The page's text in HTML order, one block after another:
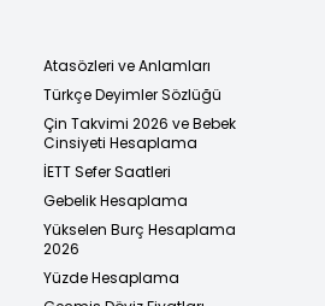
Atasözleri ve Anlamları
Türkçe Deyimler Sözlüğü
Çin Takvimi 2026 ve Bebek
Cinsiyeti Hesaplama
İETT Sefer Saatleri
Gebelik Hesaplama
Yükselen Burç Hesaplama
2026
Yüzde Hesaplama